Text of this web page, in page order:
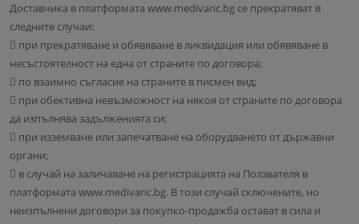
Доставчика в платформата www.medivaric.bg се прекратяват в
следните случаи:
 при прекратяване и обявяване в ликвидация или обявяване в
несъстоятелност на една от страните по договора;
 по взаимно съгласие на страните в писмен вид;
 при обективна невъзможност на някоя от страните по договора
да изпълнява задълженията си;
 при изземване или запечатване на оборудването от държавни
органи;
 в случай на заличаване на регистрацията на Ползвателя в
платформата www.medivaric.bg. В този случай сключените, но
неизпълнени договори за покупко-продажба остават в сила и